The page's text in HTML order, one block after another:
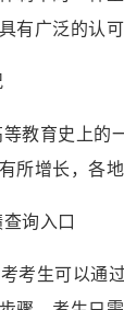
有广泛的认
教育史上的
所增长，各
询入口
考生可以通